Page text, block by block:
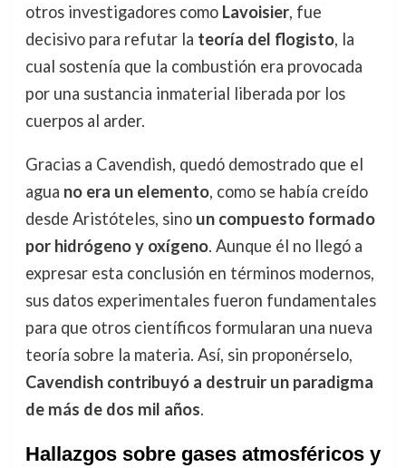
otros investigadores como Lavoisier, fue
decisivo para refutar la teoría del flogisto, la
cual sostenía que la combustión era provocada
por una sustancia inmaterial liberada por los
cuerpos al arder.
Gracias a Cavendish, quedó demostrado que el
agua no era un elemento, como se había creído
desde Aristóteles, sino un compuesto formado
por hidrógeno y oxígeno. Aunque él no llegó a
expresar esta conclusión en términos modernos,
sus datos experimentales fueron fundamentales
para que otros científicos formularan una nueva
teoría sobre la materia. Así, sin proponérselo,
Cavendish contribuyó a destruir un paradigma
de más de dos mil años.
Hallazgos sobre gases atmosféricos y